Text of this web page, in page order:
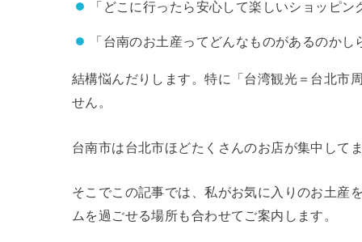
「どこに行ったら安心して楽しいショッピ
「台南のお土産ってどんなものがあるのかし
結構悩んだりします。特に「台湾観光＝台北市
せん。
台南市は台北市ほどたくさんのお店が集中して
そこでこの記事では、私がお気に入りのお土産
ムを過ごせる場所も合わせてご案内します。